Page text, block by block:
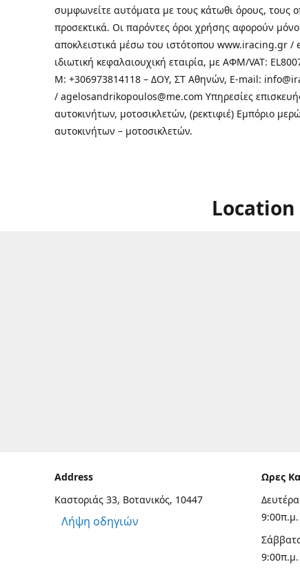
συμφωνείτε αυτόματα με τους κάτωθι όρους, τους
προσεκτικά. Οι παρόντες όροι χρήσης αφορούν
αποκλειστικά μέσω του ιστότοπου
ιδιωτική κεφαλαιουχική εταιρία, με ΑΦΜ/VAT:
M: +306973814118 – ΔΟΥ, ΣΤ Αθηνών, E-mail:
/ agelosandrikopoulos@me.com Υπηρεσίες
αυτοκινήτων, μοτοσικλετών, (ρεκτιφιέ) Εμπόριο
αυτοκινήτων – μοτοσικλετών.
Location
Address
Καστοριάς 33, Βοτανικός, 10447
Λήψη οδηγιών
Ωρες